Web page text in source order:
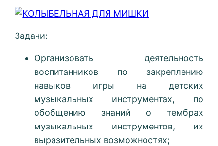
Задачи:
Организовать деятельность
воспитанников по закреплению
навыков игры на детских
музыкальных инструментах, по
обобщению знаний о тембрах
музыкальных инструментов, их
выразительных возможностях;